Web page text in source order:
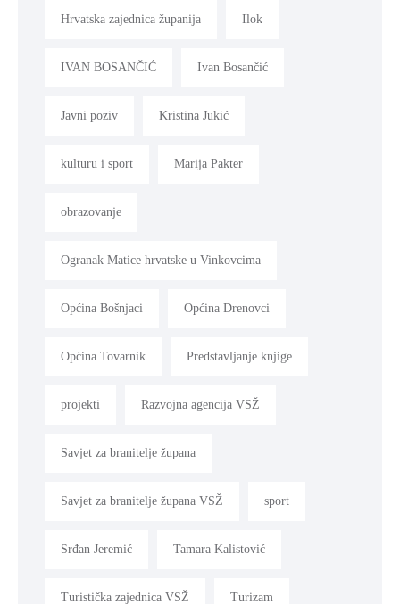
Hrvatska zajednica županija Ilok
IVAN BOSANČIĆ Ivan Bosančić
Javni poziv Kristina Jukić
kulturu i sport Marija Pakter
obrazovanje
Ogranak Matice hrvatske u Vinkovcima
Općina Bošnjaci Općina Drenovci
Općina Tovarnik Predstavljanje knjige
projekti Razvojna agencija VSŽ
Savjet za branitelje župana
Savjet za branitelje župana VSŽ sport
Srđan Jeremić Tamara Kalistović
Turistička zajednica VSŽ Turizam